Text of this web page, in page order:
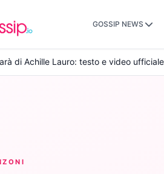
GOSSIP NEWS
di Achille Lauro: testo e video